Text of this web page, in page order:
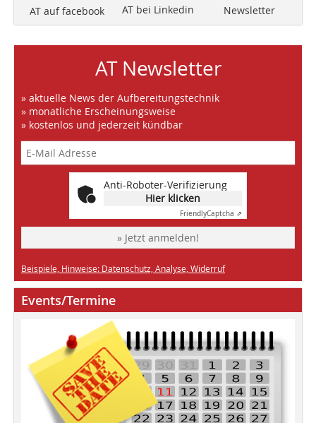
AT auf facebook AT bei Linkedin Newsletter
AT Newsletter
» aktuelle News der Aufbereitungstechnik
» monatliche Erscheinungsweise
» kostenlos und jederzeit kündbar
Anti-Roboter-Verifizierung
Hier klicken
FriendlyCaptcha ⇗
» Jetzt anmelden!
Beispiele, Hinweise: Datenschutz, Analyse, Widerruf
Events/Termine